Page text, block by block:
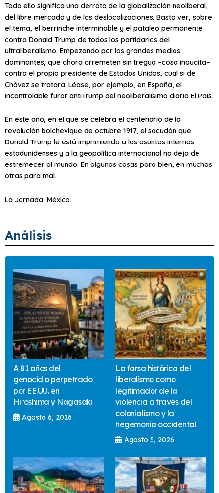
Todo ello significa una derrota de la globalización neoliberal,
del libre mercado y de las deslocalizaciones. Basta ver, sobre
el tema, el berrinche interminable y el pataleo permanente
contra Donald Trump de todos los partidarios del
ultraliberalismo. Empezando por los grandes medios
dominantes, que ahora arremeten sin tregua –cosa inaudita–
contra el propio presidente de Estados Unidos, cual si de
Chávez se tratara. Léase, por ejemplo, en España, el
incontrolable furor antiTrump del neoliberalísimo diario El País.
En este año, en el que se celebra el centenario de la
revolución bolchevique de octubre 1917, el sacudón que
Donald Trump le está imprimiendo a los asuntos internos
estadunidenses y a la geopolítica internacional no deja de
estremecer al mundo. En algunas cosas para bien, en muchas
otras para mal.
La Jornada, México.
Análisis
A 81 años del
genocidio perpetrado
por EE.UU. en
Hiroshima y Nagasaki
Agosto 6, 2026
La farsa histórica del
liberalismo como
legitimador de la
violencia a través del
colonialismo y la
hegemonía occidental
Agosto 5, 2026